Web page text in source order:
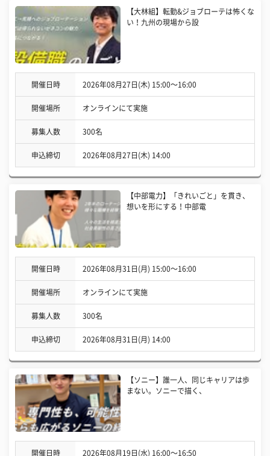
【大林組】転勤&ジョブローテは怖くな
い！九州の現場から設
開催日時 2026年08月27日(木) 15:00〜16:00
開催場所 オンラインにて実施
募集人数 300名
申込締切 2026年08月27日(木) 14:00
【中部電力】「きれいごと」を貫き、
想いを形にする！中部電
開催日時 2026年08月31日(月) 15:00〜16:00
開催場所 オンラインにて実施
募集人数 300名
申込締切 2026年08月31日(月) 14:00
【ソニー】誰一人、同じキャリアは歩
まない。ソニーで描く、
開催日時 2026年08月19日(水) 16:00〜16:50